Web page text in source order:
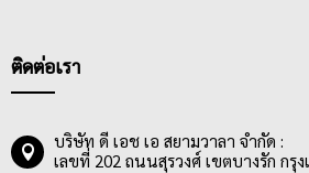
ติดต่อเรา
บริษัท ดี เอช เอ สยามวาลา จำกัด :
เลขที่ 202 ถนนสุรวงศ์ เขตบางรัก กรุ